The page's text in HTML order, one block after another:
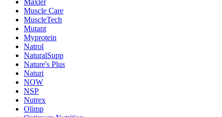
Maxler
Muscle Care
MuscleTech
Mutant
Myprotein
Natrol
NaturalSupp
Nature's Plus
Naturi
NOW
NSP
Nutrex
Olimp